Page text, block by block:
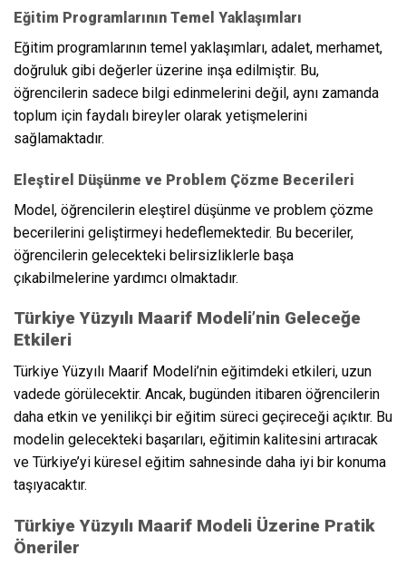
Eğitim Programlarının Temel Yaklaşımları
Eğitim programlarının temel yaklaşımları, adalet, merhamet,
doğruluk gibi değerler üzerine inşa edilmiştir. Bu,
öğrencilerin sadece bilgi edinmelerini değil, aynı zamanda
toplum için faydalı bireyler olarak yetişmelerini
sağlamaktadır.
Eleştirel Düşünme ve Problem Çözme Becerileri
Model, öğrencilerin eleştirel düşünme ve problem çözme
becerilerini geliştirmeyi hedeflemektedir. Bu beceriler,
öğrencilerin gelecekteki belirsizliklerle başa
çıkabilmelerine yardımcı olmaktadır.
Türkiye Yüzyılı Maarif Modeli’nin Geleceğe
Etkileri
Türkiye Yüzyılı Maarif Modeli’nin eğitimdeki etkileri, uzun
vadede görülecektir. Ancak, bugünden itibaren öğrencilerin
daha etkin ve yenilikçi bir eğitim süreci geçireceği açıktır. Bu
modelin gelecekteki başarıları, eğitimin kalitesini artıracak
ve Türkiye’yi küresel eğitim sahnesinde daha iyi bir konuma
taşıyacaktır.
Türkiye Yüzyılı Maarif Modeli Üzerine Pratik
Öneriler